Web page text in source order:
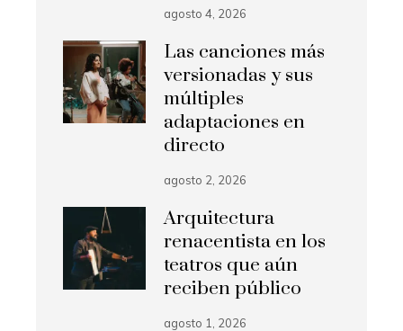
agosto 4, 2026
Las canciones más
versionadas y sus
múltiples
adaptaciones en
directo
agosto 2, 2026
Arquitectura
renacentista en los
teatros que aún
reciben público
agosto 1, 2026